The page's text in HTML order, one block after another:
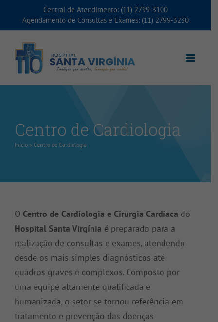
conteúdo
Central de Atendimento: (11) 2799-3100
Agendamento de Consultas e Exames: (11) 2799-3230
Centro de Cardiologia
Início » Centro de Cardiologia
O Centro de Cardiologia e Cirurgia Cardíaca do
Hospital Santa Virgínia é preparado para a
realização de consultas e exames, atendendo
desde os mais simples diagnósticos até
quadros graves e complexos. Composto por
uma equipe altamente qualificada e
humanizada, o setor se tornou referência em
tratamento e prevenção das doenças